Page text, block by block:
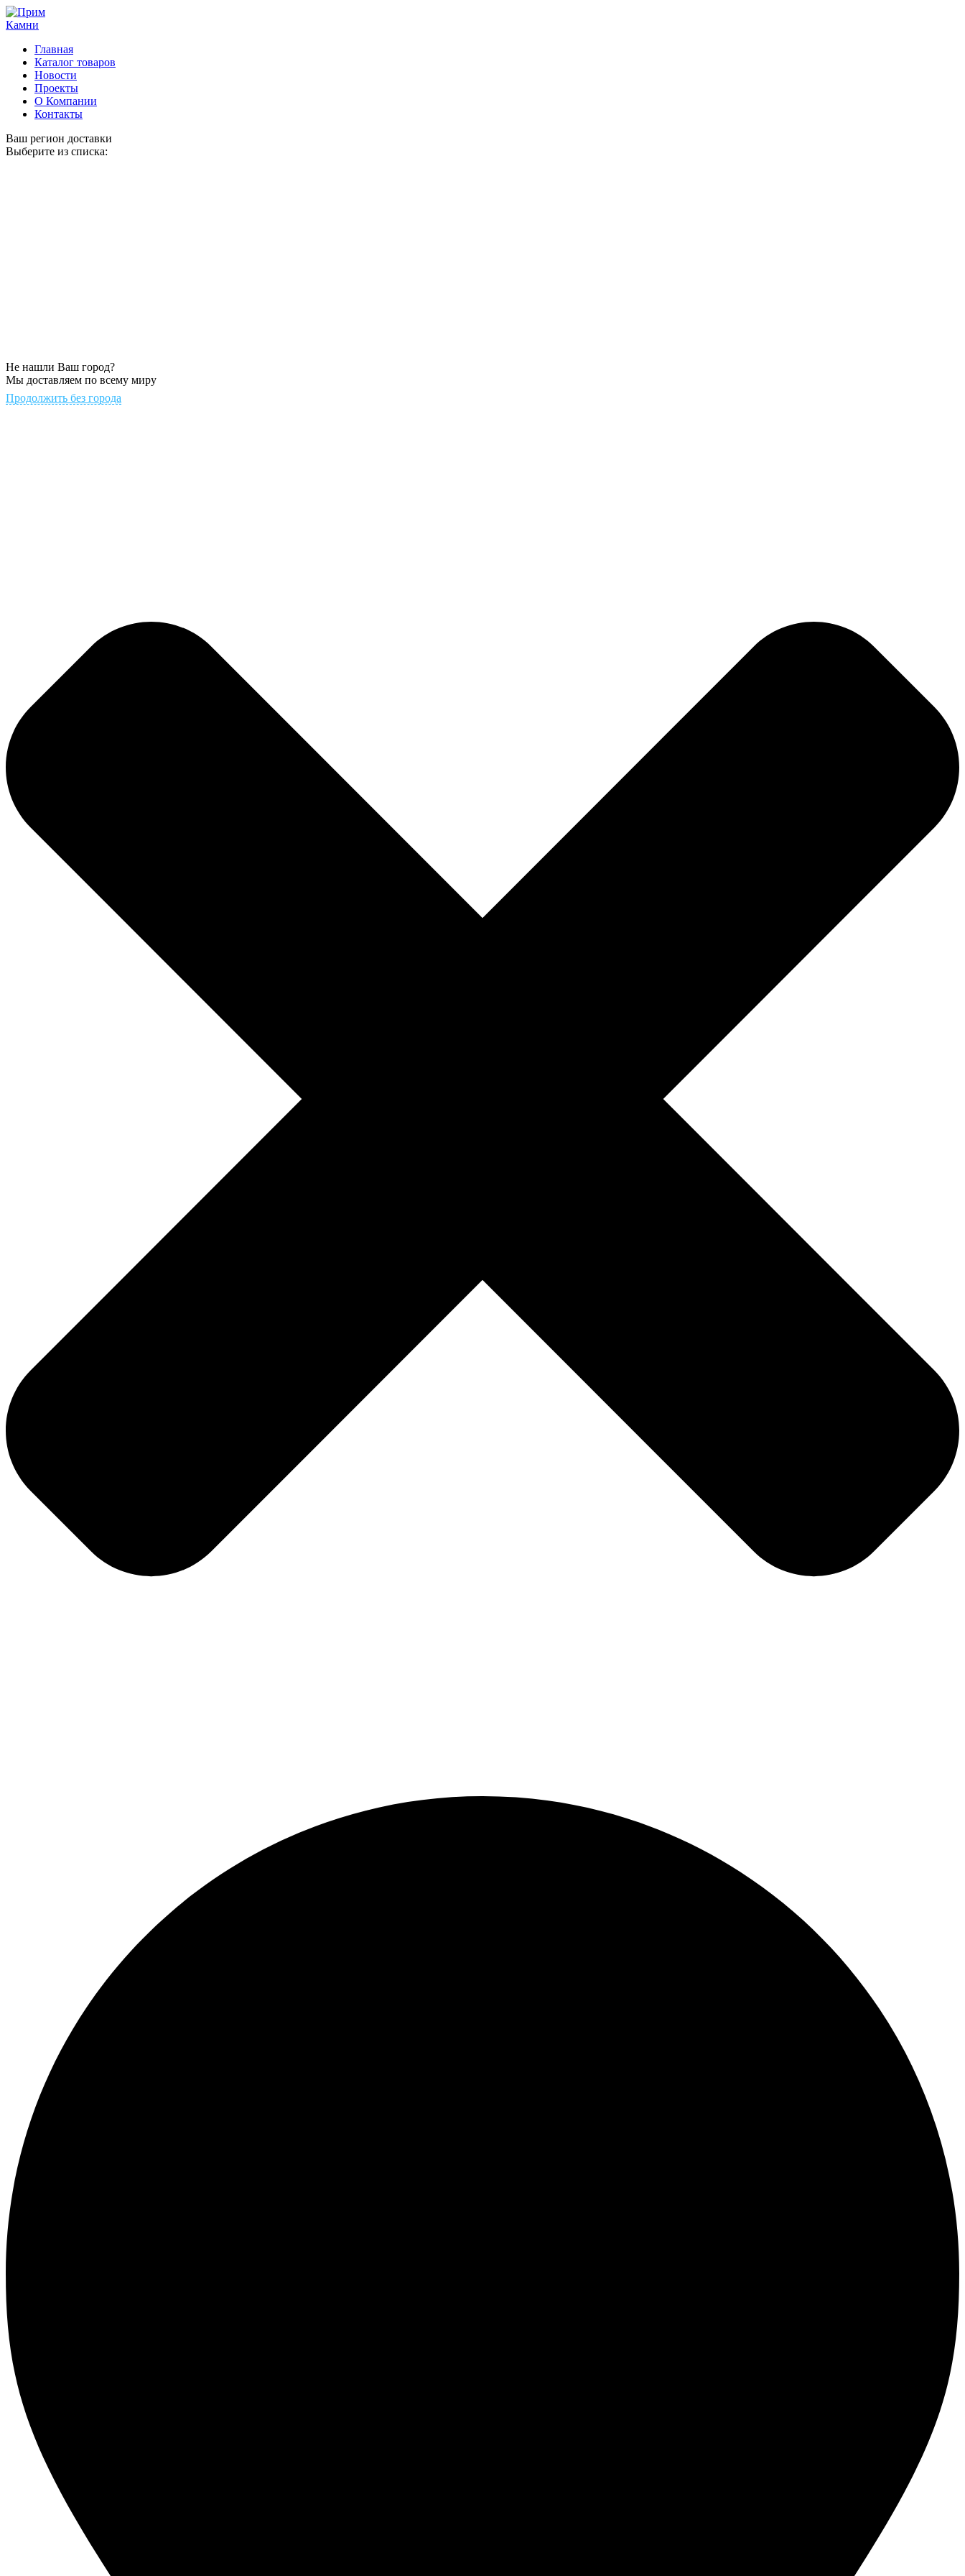
Главная
Каталог товаров
Новости
Проекты
О Компании
Контакты
Ваш регион доставки
Выберите из списка:
Не нашли Ваш город?
Мы доставляем по всему миру
Продолжить без города